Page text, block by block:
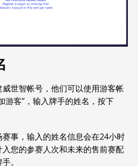
世智帐号，他们可以使用游客帐
游客”，输入牌手的姓名，按下
事，输入的姓名信息会在24小时
您的参赛人次和未来的售前赛配
。